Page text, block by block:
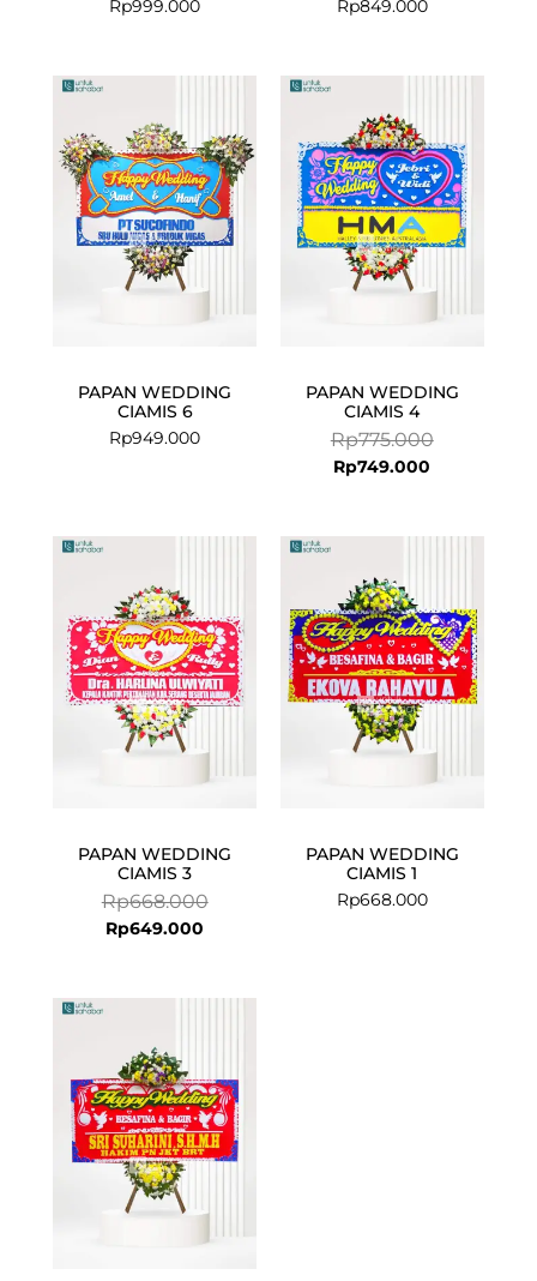
Rp999.000 Rp849.000
PAPAN WEDDING
CIAMIS 6
Rp949.000
PAPAN WEDDING
CIAMIS 4
Rp775.000
Rp775.000.
Rp749.000
Rp749.000.
PAPAN WEDDING
CIAMIS 3
Rp668.000
Rp668.000.
Rp649.000
Rp649.000.
PAPAN WEDDING
CIAMIS 1
Rp668.000